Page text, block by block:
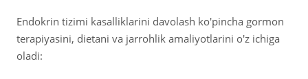
Endokrin tizimi kasalliklarini davolash ko'pincha gormon
terapiyasini, dietani va jarrohlik amaliyotlarini o'z ichiga
oladi: